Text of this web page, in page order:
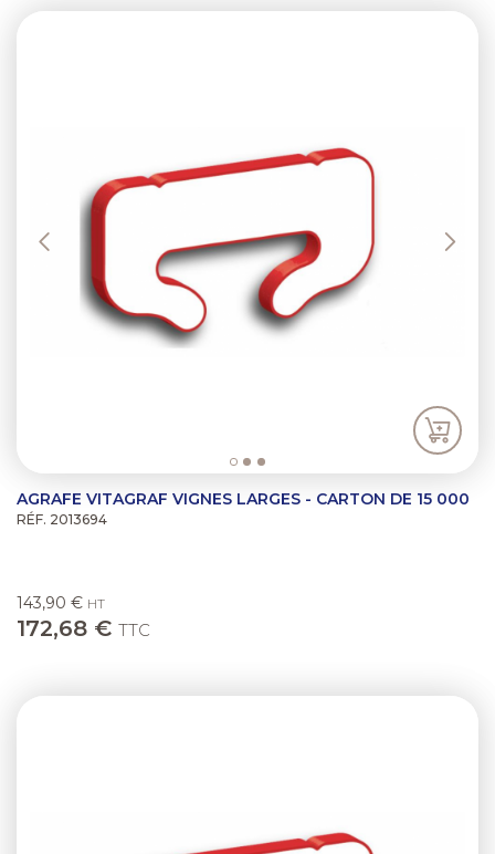
AGRAFE VITAGRAF VIGNES LARGES - CARTON DE 15 000
RÉF. 2013694
143,90 € HT
172,68 € TTC